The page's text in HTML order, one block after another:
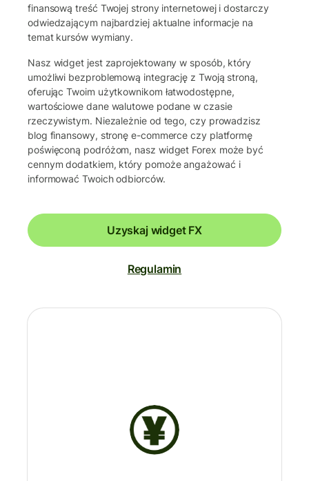
finansową treść Twojej strony internetowej i dostarczy
odwiedzającym najbardziej aktualne informacje na
temat kursów wymiany.
Nasz widget jest zaprojektowany w sposób, który
umożliwi bezproblemową integrację z Twoją stroną,
oferując Twoim użytkownikom łatwodostępne,
wartościowe dane walutowe podane w czasie
rzeczywistym. Niezależnie od tego, czy prowadzisz
blog finansowy, stronę e-commerce czy platformę
poświęconą podróżom, nasz widget Forex może być
cennym dodatkiem, który pomoże angażować i
informować Twoich odbiorców.
Uzyskaj widget FX
Regulamin